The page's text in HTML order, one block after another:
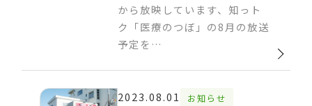
から放映しています、知っト
ク「医療のつぼ」の8月の放送
予定を…
2023.08.01 お知らせ